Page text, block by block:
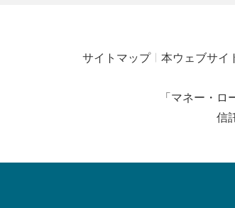
サイトマップ 本ウェブサイ
「マネー・
信